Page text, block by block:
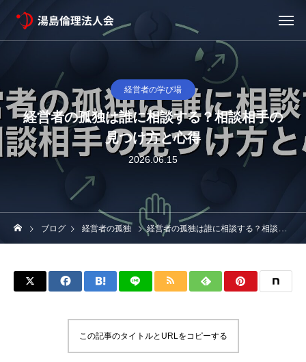
経営者の学び場
経営者の孤独は誰に相談する？相談相手の
見つけ方と心得
2026.06.15
ブログ 経営者の孤独 経営者の孤独は誰に相談する？相談相手の見つけ方と心得
この記事のタイトルとURLをコピーする